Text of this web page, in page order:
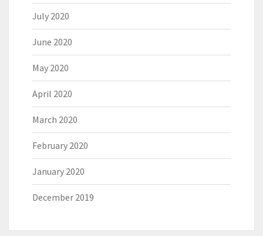
July 2020
June 2020
May 2020
April 2020
March 2020
February 2020
January 2020
December 2019